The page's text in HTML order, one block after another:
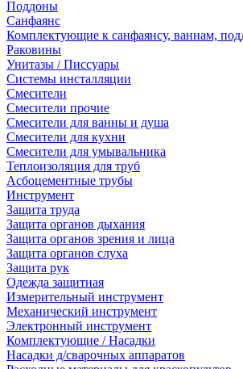
Поддоны
Санфаянс
Комплектующие к санфаянсу, ваннам,
Раковины
Унитазы / Писсуары
Системы инсталляции
Смесители
Смесители прочие
Смесители для ванны и душа
Смесители для кухни
Смесители для умывальника
Теплоизоляция для труб
Асбоцементные трубы
Инструмент
Защита труда
Защита органов дыхания
Защита органов зрения и лица
Защита органов слуха
Защита рук
Одежда защитная
Измерительный инструмент
Механический инструмент
Электронный инструмент
Комплектующие / Насадки
Насадки д/сварочных аппаратов